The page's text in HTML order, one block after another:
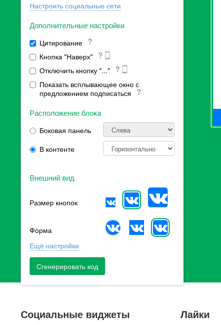
Настроить социальные сети
Дополнительные настройки
Цитирование
Кнопка "Наверх"
Отключить кнопку "..."
Показать всплывающее окно с
предложением подписаться
Расположение блока
Боковая панель
В контенте
Внешний вид
Размер кнопок
Форма
Ещё настройки
Сгенерировать код
Социальные виджеты Лайки